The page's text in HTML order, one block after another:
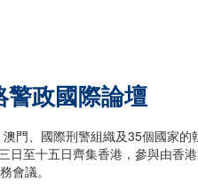
政國際論壇
門、國際刑警組織及35個國家
日至十五日齊集香港，參與由香
會議。